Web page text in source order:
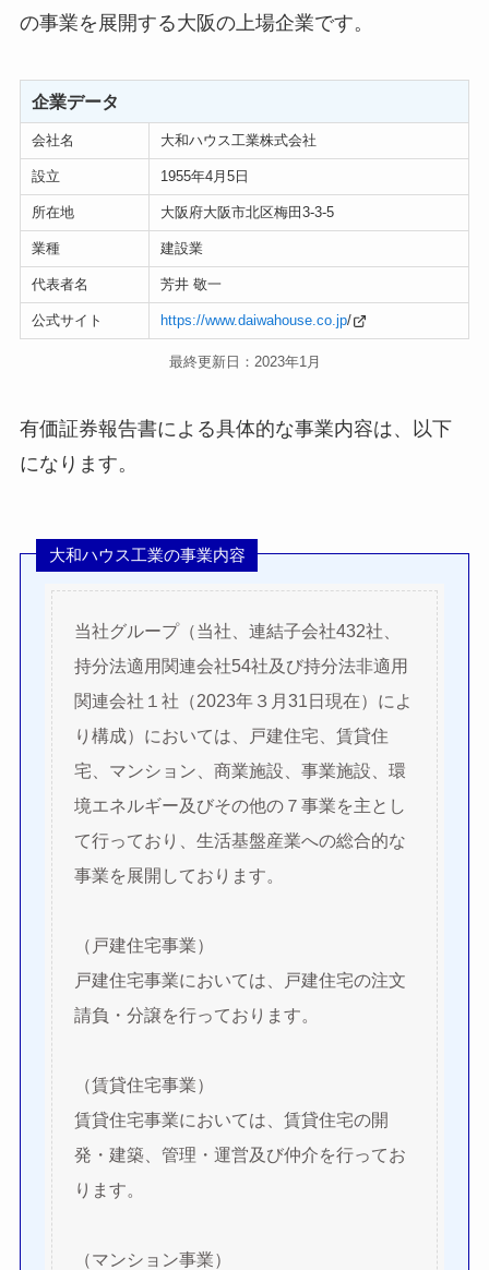
の事業を展開する大阪の上場企業です。
企業データ
会社名 大和ハウス工業株式会社
設立 1955年4月5日
所在地 大阪府大阪市北区梅田3-3-5
業種 建設業
代表者名 芳井 敬一
公式サイト https://www.daiwahouse.co.jp/
最終更新日：2023年1月
有価証券報告書による具体的な事業内容は、以下
になります。
大和ハウス工業の事業内容
当社グループ（当社、連結子会社432社、
持分法適用関連会社54社及び持分法非適用
関連会社１社（2023年３月31日現在）によ
り構成）においては、戸建住宅、賃貸住
宅、マンション、商業施設、事業施設、環
境エネルギー及びその他の７事業を主とし
て行っており、生活基盤産業への総合的な
事業を展開しております。
（戸建住宅事業）
戸建住宅事業においては、戸建住宅の注文
請負・分譲を行っております。
（賃貸住宅事業）
賃貸住宅事業においては、賃貸住宅の開
発・建築、管理・運営及び仲介を行ってお
ります。
（マンション事業）